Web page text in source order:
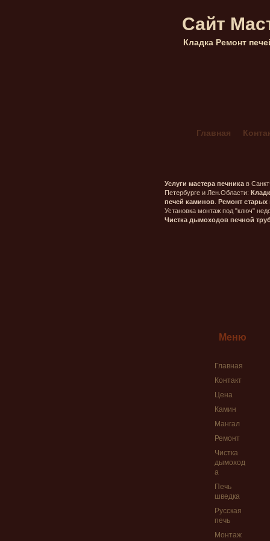
Сайт
Кладка Ремонт
Главная
Мангал
Печник в
Печник в
Печник в
Печник в
Русская печь —
Согласование
Услуги
Фото работ
Услуги мастера печника в
Петербурге и Лен.Области:
печей каминов Ремонт старых
Установка монтаж под "ключ"
Чистка дымоходов печной
Меню
Главная
Контакт
Цена
Камин
Мангал
Ремонт
Чистка
дымоход
а
Печь
шведка
Русская
печь
Монтаж